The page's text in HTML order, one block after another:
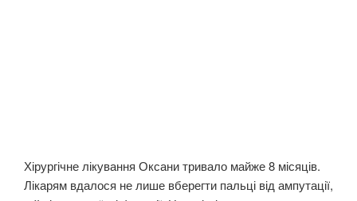
Хірургічне лікування Оксани тривало майже 8 місяців.
Лікарям вдалося не лише вберегти пальці від ампутації,